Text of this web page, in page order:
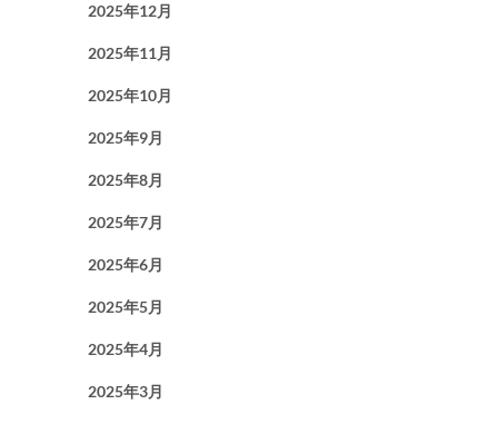
2025年12月
2025年11月
2025年10月
2025年9月
2025年8月
2025年7月
2025年6月
2025年5月
2025年4月
2025年3月